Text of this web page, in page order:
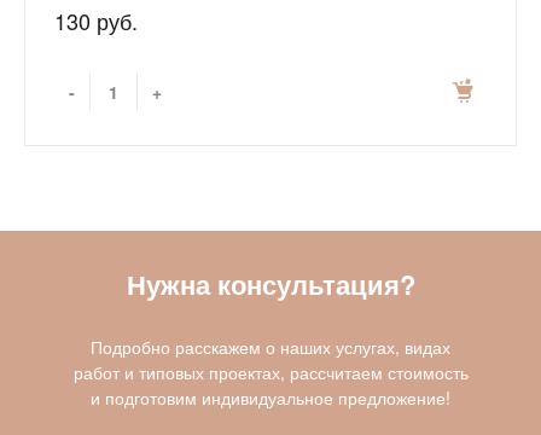
130 руб.
- +
Нужна консультация?
Подробно расскажем о наших услугах, видах
работ и типовых проектах, рассчитаем стоимость
и подготовим индивидуальное предложение!